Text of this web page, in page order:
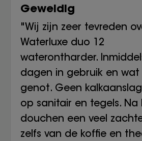
Geweldig
"Wij zijn zeer tevreden
Waterluxe duo 12
waterontharder.
dagen in gebruik en wat
genot. Geen
op sanitair en tegels. Na
douchen een veel
zelfs van de koffie en